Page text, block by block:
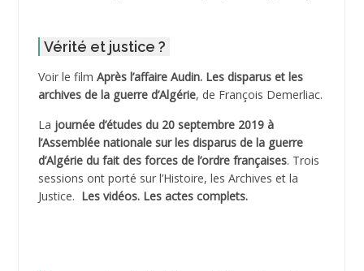
ADELIOUAT Vve AIT SAADA
ADJANI Khaled
ADJAOUT
ADNI Mohamed Akli
ADOUL Arab *
Vérité et justice ?
Voir le film Après l’affaire Audin. Les disparus et les
archives de la guerre d’Algérie, de François Demerliac.
La journée d’études du 20 septembre 2019 à
l’Assemblée nationale sur les disparus de la guerre
d’Algérie du fait des forces de l’ordre françaises. Trois
sessions ont porté sur l’Histoire, les Archives et la
Justice. Les vidéos. Les actes complets.